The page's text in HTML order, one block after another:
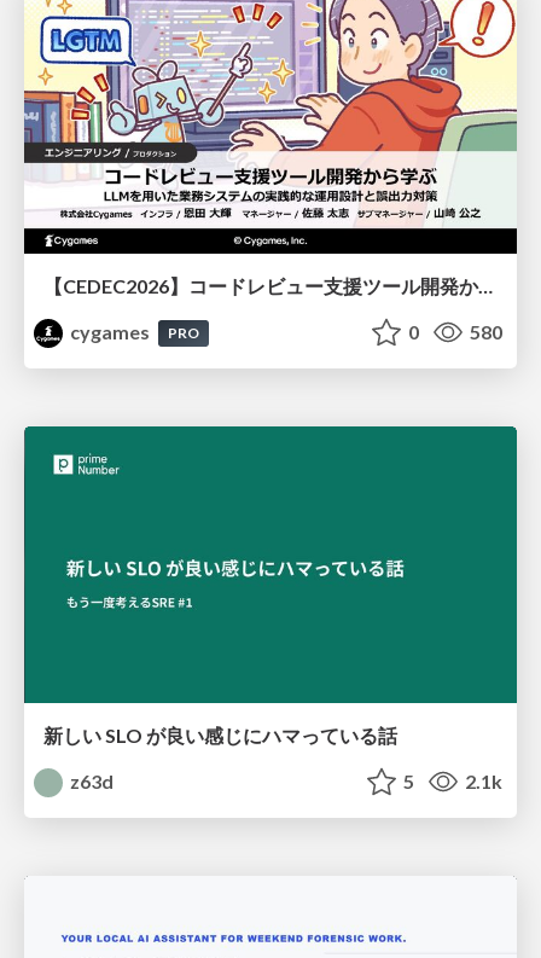
【CEDEC2026】コードレビュー支援ツール開発から学ぶ：LLMを用いた業務システムの実践的な運用設計と誤出力対策
cygames
PRO 0 580
新しい SLO が良い感じにハマっている話
z63d
5 2.1k